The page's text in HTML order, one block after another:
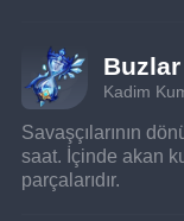
Buzlar
Kadim
Savaşçılarının
saat. İçinde akan
parçalarıdır.